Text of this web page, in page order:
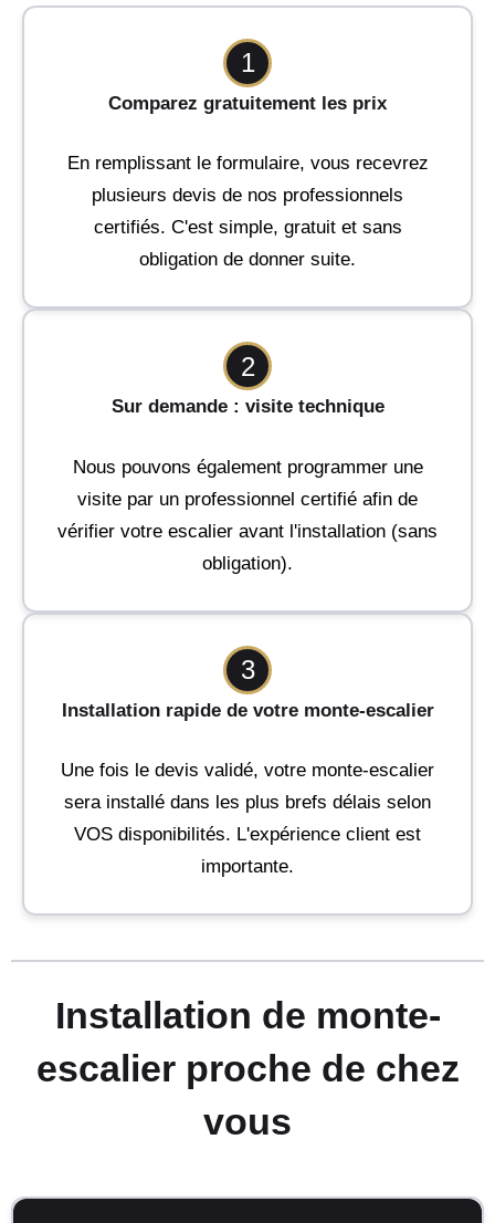
1
Comparez gratuitement les prix
En remplissant le formulaire, vous recevrez
plusieurs devis de nos professionnels
certifiés. C'est simple, gratuit et sans
obligation de donner suite.
2
Sur demande : visite technique
Nous pouvons également programmer une
visite par un professionnel certifié afin de
vérifier votre escalier avant l'installation (sans
obligation).
3
Installation rapide de votre monte-escalier
Une fois le devis validé, votre monte-escalier
sera installé dans les plus brefs délais selon
VOS disponibilités. L'expérience client est
importante.
Installation de monte-
escalier proche de chez
vous